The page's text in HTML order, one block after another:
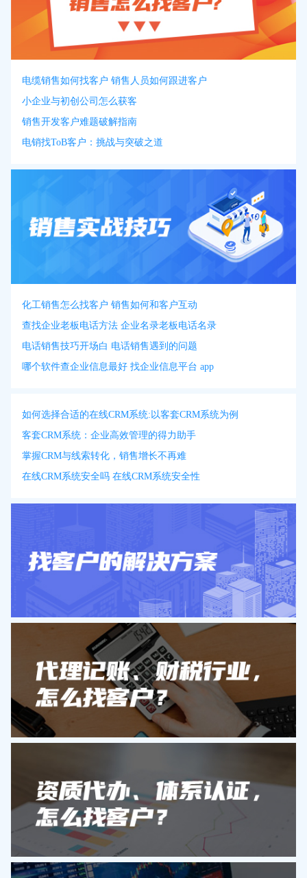
电缆销售如何找客户 销售人员如何跟进客户
小企业与初创公司怎么获客
销售开发客户难题破解指南
电销找ToB客户：挑战与突破之道
化工销售怎么找客户 销售如何和客户互动
查找企业老板电话方法 企业名录老板电话名录
电话销售技巧开场白 电话销售遇到的问题
哪个软件查企业信息最好 找企业信息平台 app
如何选择合适的在线CRM系统:以客套CRM系统为例
客套CRM系统：企业高效管理的得力助手
掌握CRM与线索转化，销售增长不再难
在线CRM系统安全吗 在线CRM系统安全性